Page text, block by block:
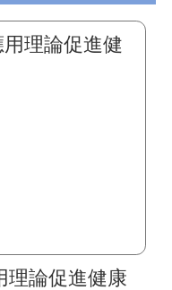
理論促進健康